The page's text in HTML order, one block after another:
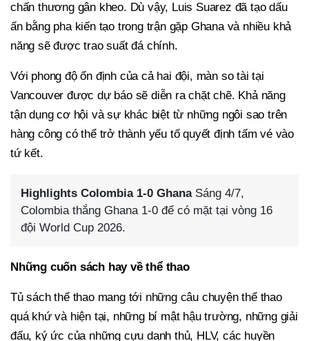
chấn thương gân kheo. Dù vậy, Luis Suarez đã tạo dấu
ấn bằng pha kiến tạo trong trận gặp Ghana và nhiều khả
năng sẽ được trao suất đá chính.
Với phong độ ổn định của cả hai đội, màn so tài tại
Vancouver được dự báo sẽ diễn ra chặt chẽ. Khả năng
tận dụng cơ hội và sự khác biệt từ những ngôi sao trên
hàng công có thể trở thành yếu tố quyết định tấm vé vào
tứ kết.
Highlights Colombia 1-0 GhanaSáng 4/7,
Colombia thắng Ghana 1-0 để có mặt tại vòng 16
đội World Cup 2026.
Những cuốn sách hay về thể thao
Tủ sách thể thao mang tới những câu chuyện thể thao
quá khứ và hiện tại, những bí mật hậu trường, những giải
đấu, ký ức của những cựu danh thủ, HLV, các huyền